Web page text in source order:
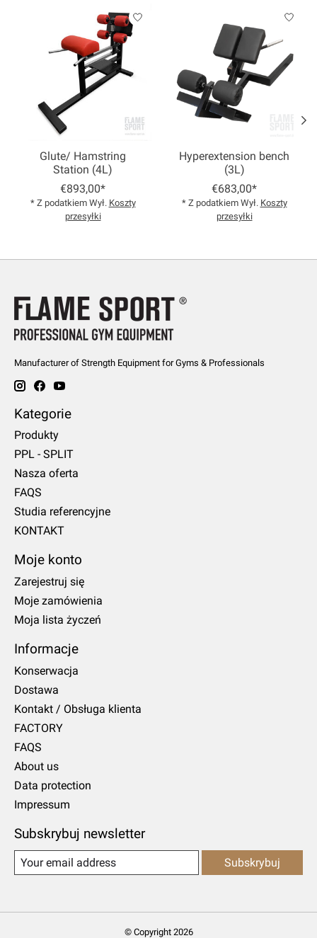
Product carousel items
Glute/ Hamstring
Station (4L)
€893,00*
* Z podatkiem Wył. Koszty
przesyłki
Hyperextension bench
(3L)
€683,00*
* Z podatkiem Wył. Koszty
przesyłki
Manufacturer of Strength Equipment for Gyms & Professionals
Kategorie
Produkty
PPL - SPLIT
Nasza oferta
FAQS
Studia referencyjne
KONTAKT
Moje konto
Zarejestruj się
Moje zamówienia
Moja lista życzeń
Informacje
Konserwacja
Dostawa
Kontakt / Obsługa klienta
FACTORY
FAQS
About us
Data protection
Impressum
Subskrybuj newsletter
Subskrybuj
© Copyright 2026